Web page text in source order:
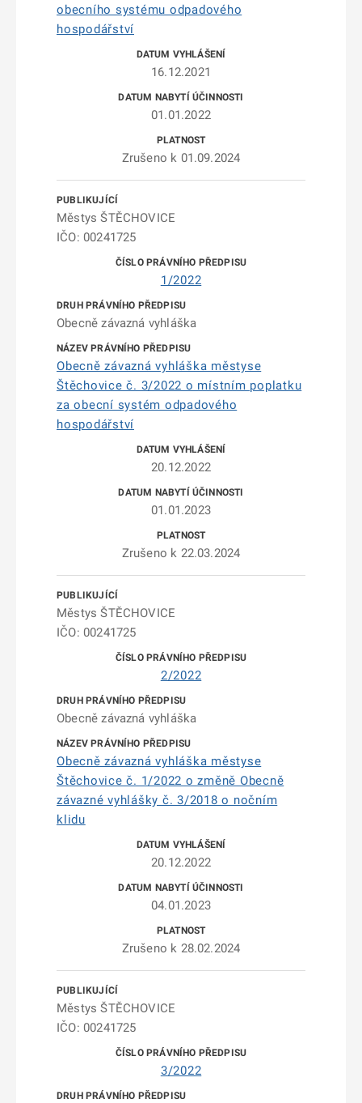
obecního systému odpadového
hospodářství
16.12.2021
01.01.2022
Zrušeno k 01.09.2024
Městys ŠTĚCHOVICE
IČO: 00241725
1/2022
Obecně závazná vyhláška
Obecně závazná vyhláška městyse
Štěchovice č. 3/2022 o místním poplatku
za obecní systém odpadového
hospodářství
20.12.2022
01.01.2023
Zrušeno k 22.03.2024
Městys ŠTĚCHOVICE
IČO: 00241725
2/2022
Obecně závazná vyhláška
Obecně závazná vyhláška městyse
Štěchovice č. 1/2022 o změně Obecně
závazné vyhlášky č. 3/2018 o nočním
klidu
20.12.2022
04.01.2023
Zrušeno k 28.02.2024
Městys ŠTĚCHOVICE
IČO: 00241725
3/2022